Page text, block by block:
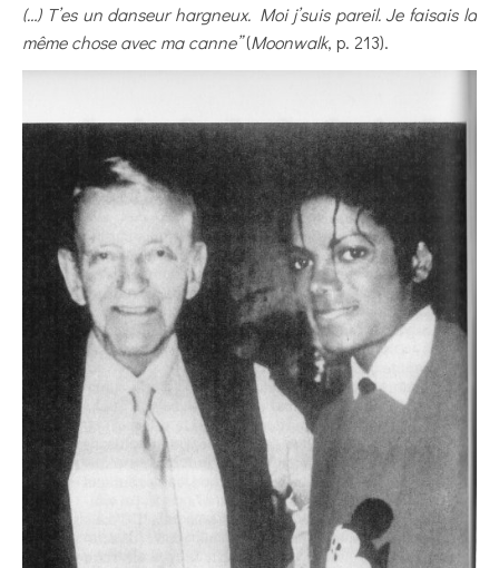
(…) T’es un danseur hargneux. Moi j’suis pareil. Je faisais la
même chose avec ma canne”(Moonwalk, p. 213).